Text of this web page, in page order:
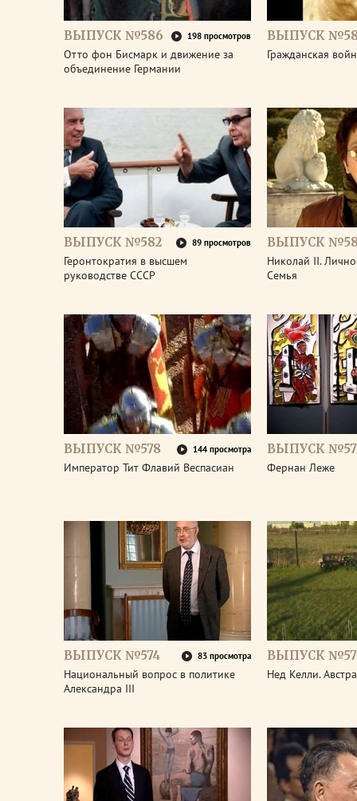
ВЫПУСК №586 198 просмотров
Отто фон Бисмарк и движение за
объединение Германии
ВЫПУСК
Гражданская
ВЫПУСК №582 89 просмотров
Геронтократия в высшем
руководстве СССР
ВЫПУСК
Николай II.
Семья
ВЫПУСК №578 144 просмотра
Император Тит Флавий Веспасиан
ВЫПУСК
Фернан Леже
ВЫПУСК №574 83 просмотра
Национальный вопрос в политике
Александра III
ВЫПУСК
Нед Келли.